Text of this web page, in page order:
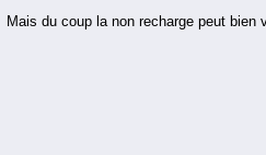
Mais du coup la non recharge peut bien